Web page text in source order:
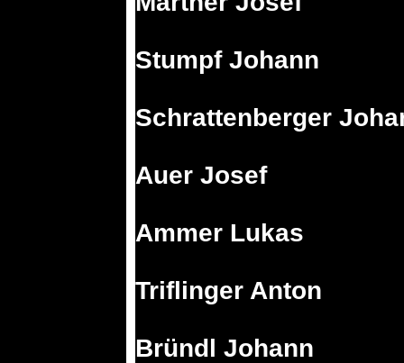
Stumpf Johann
Schrattenberger
Auer Josef
Ammer Lukas
Triflinger Anton
Bründl Johann